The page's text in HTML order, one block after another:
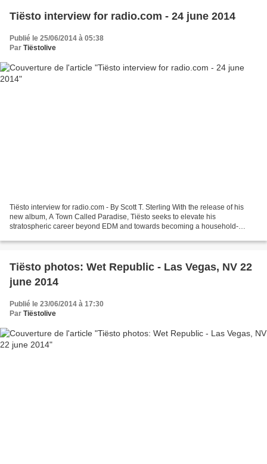
Tiësto interview for radio.com - 24 june 2014
Publié le 25/06/2014 à 05:38
Par Tiëstolive
Tiësto interview for radio.com - By Scott T. Sterling With the release of his
new album, A Town Called Paradise, Tiësto seeks to elevate his
stratospheric career beyond EDM and towards becoming a household-
Tiësto photos: Wet Republic - Las Vegas, NV 22
june 2014
Publié le 23/06/2014 à 17:30
Par Tiëstolive